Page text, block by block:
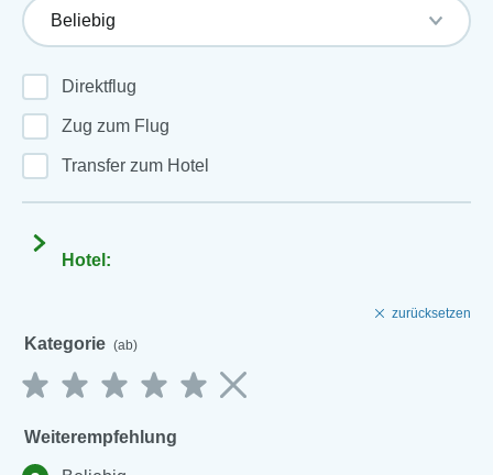
Direktflug
Zug zum Flug
Transfer zum Hotel
Hotel:
zurücksetzen
Kategorie (ab)
Weiterempfehlung